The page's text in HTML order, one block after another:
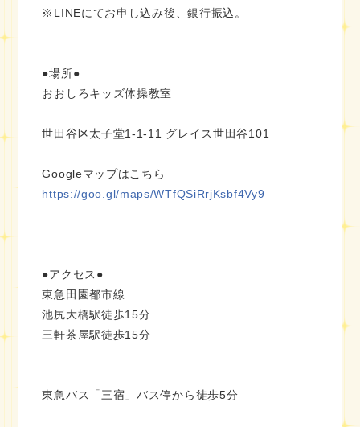
※LINEにてお申し込み後、銀行振込。
●場所●
おおしろキッズ体操教室
世田谷区太子堂1-1-11 グレイス世田谷101
Googleマップはこちら
https://goo.gl/maps/WTfQSiRrjKsbf4Vy9
●アクセス●
東急田園都市線
池尻大橋駅徒歩15分
三軒茶屋駅徒歩15分
東急バス「三宿」バス停から徒歩5分